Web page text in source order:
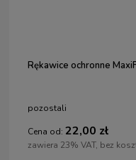
Rękawice ochronne
pozostali
Cena od: 22,00 zł
zawiera 23% VAT, bez